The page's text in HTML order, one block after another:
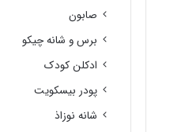
صابون
برس و شانه چیکو
ادکلن کودک
پودر بیسکویت
شانه نوزاذ